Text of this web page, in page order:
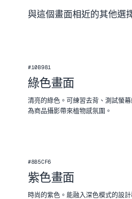
與這個畫面相近的其他選
#10B981
綠色畫面
清亮的綠色。可練習去背、測試螢
為商品攝影帶來植物感氛圍。
#8B5CF6
紫色畫面
時尚的紫色。能融入深色模式的設